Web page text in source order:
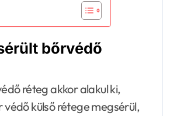
bőrvédő
réteg akkor alakul ki,
védő külső rétege megsérül,